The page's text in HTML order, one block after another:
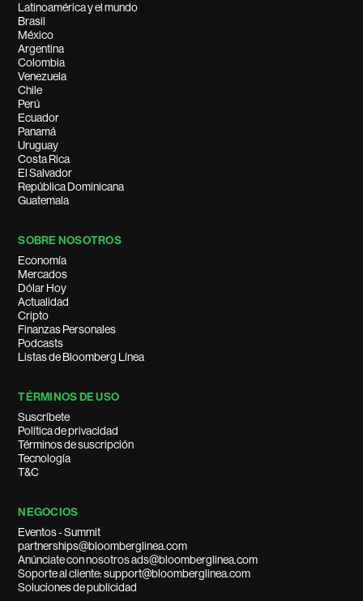
Latinoamérica y el mundo
Brasil
México
Argentina
Colombia
Venezuela
Chile
Perú
Ecuador
Panamá
Uruguay
Costa Rica
El Salvador
República Dominicana
Guatemala
SOBRE NOSOTROS
Economía
Mercados
Dólar Hoy
Actualidad
Cripto
Finanzas Personales
Podcasts
Listas de Bloomberg Línea
TÉRMINOS DE USO
Suscríbete
Política de privacidad
Términos de suscripción
Tecnología
T&C
NEGOCIOS
Eventos - Summit
partnerships@bloomberglinea.com
Anúnciate con nosotros ads@bloomberglinea.com
Soporte al cliente: support@bloomberglinea.com
Soluciones de publicidad